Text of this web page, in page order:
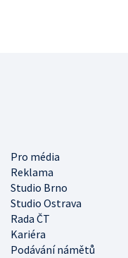
Pro média
Reklama
Studio Brno
Studio Ostrava
Rada ČT
Kariéra
Podávání námětů